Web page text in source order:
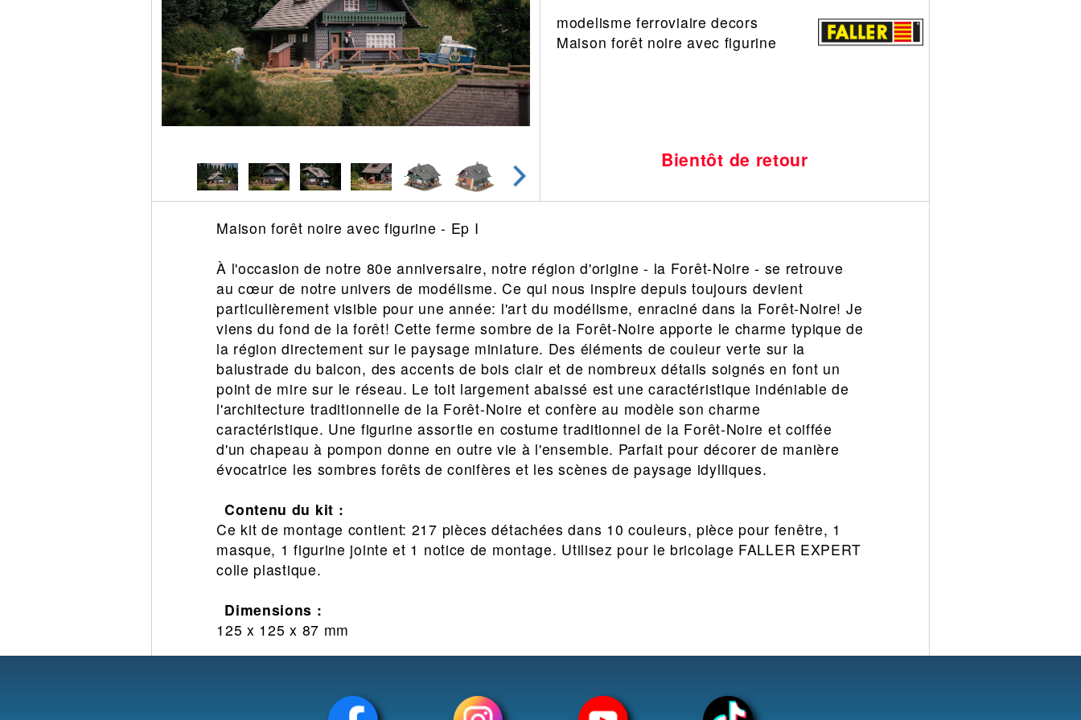
Voie
Digital
Decors
Figurine
Car system
Vehicule
Catalogue
Accesoire
Leonard
Architecture
Ferroviaire
Outillage
Finition
Catalogue
Modelmag
Avion
Militaire
modelisme ferroviaire decors
Maison forêt noire avec figurine
Bientôt de retour
Maison forêt noire avec figurine - Ep I
À l'occasion de notre 80e anniversaire, notre région d'origine - la Forêt-Noire - se retrouve
au cœur de notre univers de modélisme. Ce qui nous inspire depuis toujours devient
particulièrement visible pour une année: l'art du modélisme, enraciné dans la Forêt-Noire! Je
viens du fond de la forêt! Cette ferme sombre de la Forêt-Noire apporte le charme typique de
la région directement sur le paysage miniature. Des éléments de couleur verte sur la
balustrade du balcon, des accents de bois clair et de nombreux détails soignés en font un
point de mire sur le réseau. Le toit largement abaissé est une caractéristique indéniable de
l'architecture traditionnelle de la Forêt-Noire et confère au modèle son charme
caractéristique. Une figurine assortie en costume traditionnel de la Forêt-Noire et coiffée
d'un chapeau à pompon donne en outre vie à l'ensemble. Parfait pour décorer de manière
évocatrice les sombres forêts de conifères et les scènes de paysage idylliques.
Contenu du kit :
Ce kit de montage contient: 217 pièces détachées dans 10 couleurs, pièce pour fenêtre, 1
masque, 1 figurine jointe et 1 notice de montage. Utilisez pour le bricolage FALLER EXPERT
colle plastique.
Dimensions :
125 x 125 x 87 mm